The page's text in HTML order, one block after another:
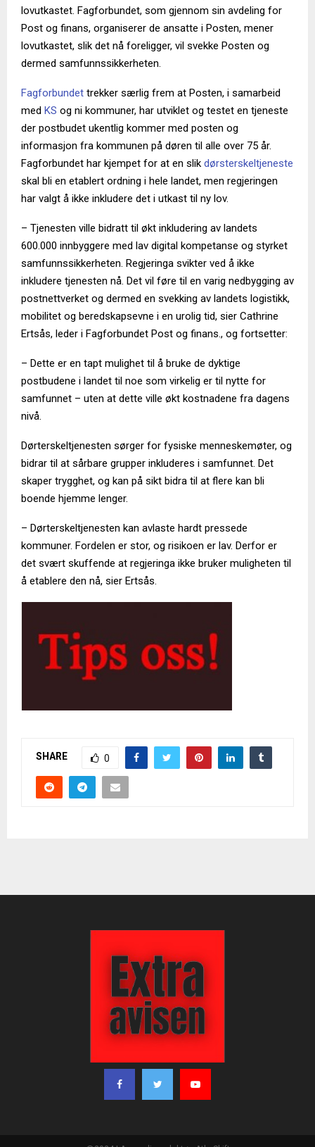
lovutkastet. Fagforbundet, som gjennom sin avdeling for
Post og finans, organiserer de ansatte i Posten, mener
lovutkastet, slik det nå foreligger, vil svekke Posten og
dermed samfunnssikkerheten.
Fagforbundet trekker særlig frem at Posten, i samarbeid
med KS og ni kommuner, har utviklet og testet en tjeneste
der postbudet ukentlig kommer med posten og
informasjon fra kommunen på døren til alle over 75 år.
Fagforbundet har kjempet for at en slik dørsterskeltjeneste
skal bli en etablert ordning i hele landet, men regjeringen
har valgt å ikke inkludere det i utkast til ny lov.
– Tjenesten ville bidratt til økt inkludering av landets
600.000 innbyggere med lav digital kompetanse og styrket
samfunnssikkerheten. Regjeringa svikter ved å ikke
inkludere tjenesten nå. Det vil føre til en varig nedbygging av
postnettverket og dermed en svekking av landets logistikk,
mobilitet og beredskapsevne i en urolig tid, sier Cathrine
Ertsås, leder i Fagforbundet Post og finans., og fortsetter:
– Dette er en tapt mulighet til å bruke de dyktige
postbudene i landet til noe som virkelig er til nytte for
samfunnet – uten at dette ville økt kostnadene fra dagens
nivå.
Dørterskeltjenesten sørger for fysiske menneskemøter, og
bidrar til at sårbare grupper inkluderes i samfunnet. Det
skaper trygghet, og kan på sikt bidra til at flere kan bli
boende hjemme lenger.
– Dørterskeltjenesten kan avlaste hardt pressede
kommuner. Fordelen er stor, og risikoen er lav. Derfor er
det svært skuffende at regjeringa ikke bruker muligheten til
å etablere den nå, sier Ertsås.
SHARE 0